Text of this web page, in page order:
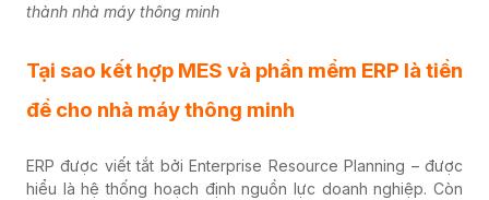
thành nhà máy thông minh
Tại sao kết hợp MES và phần mềm ERP là tiền
đề cho nhà máy thông minh
ERP được viết tắt bởi Enterprise Resource Planning – được
hiểu làhệ thống hoạch định nguồn lực doanh nghiệp. Còn